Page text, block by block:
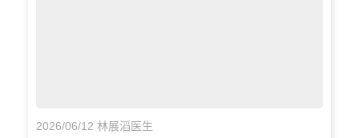
2026/06/12 林展滔医生